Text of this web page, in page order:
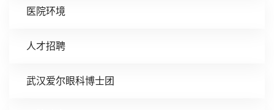
医院环境
人才招聘
武汉爱尔眼科博士团